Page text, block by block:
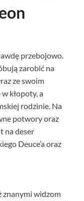
przebojowo.
zarobić na
ze swoim
kłopoty, a
rodzinie. Na
potwory oraz
na deser
Deuce’a oraz
znanymi widzom